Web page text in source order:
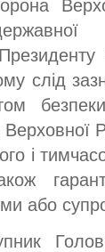
слід
і
або